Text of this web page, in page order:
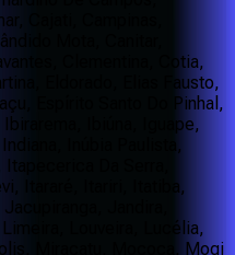
Cajati, Campinas,
Mota, Canitar,
Clementina, Cotia,
Eldorado, Elias Fausto,
Espírito Santo Do Pinhal,
Ibiúna, Iguape,
Inúbia Paulista,
Da Serra,
Itararé, Itariri, Itatiba,
Jandira,
Louveira, Lucélia,
Miracatu, Mococa, Mogi